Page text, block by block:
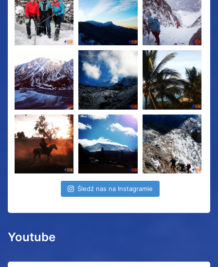
Śledź nas na Instagramie
Youtube